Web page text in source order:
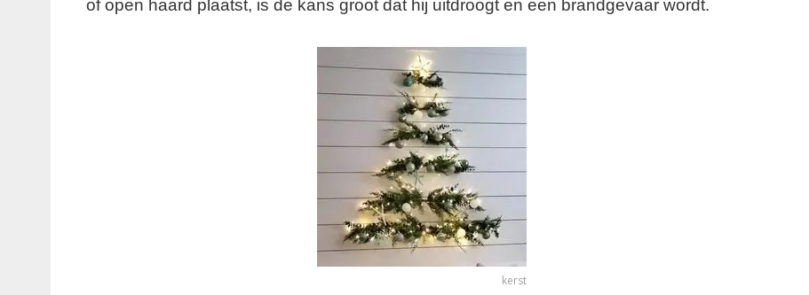
of open haard plaatst, is de kans groot dat hij uitdroogt en een brandgevaar wordt.
kerst